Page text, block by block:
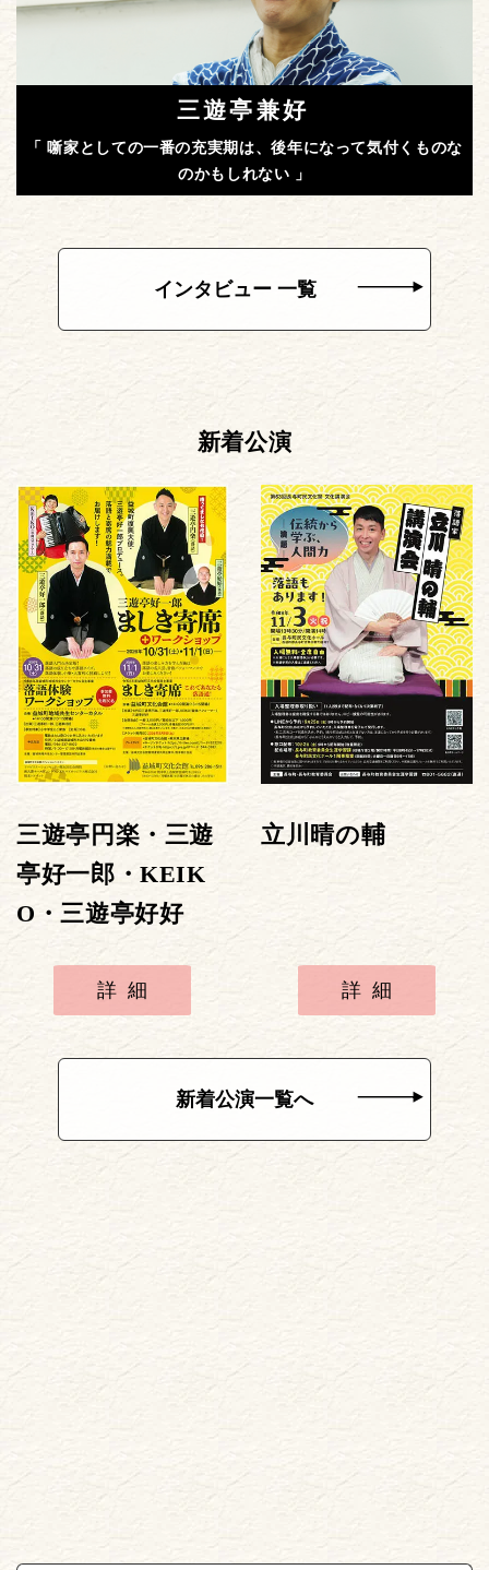
三遊亭兼好
「 噺家としての一番の充実期は、後年になって気付くものな
のかもしれない 」
インタビュー 一覧
新着公演
三遊亭円楽・三遊
亭好一郎・KEIK
O・三遊亭好好
詳細
立川晴の輔
詳細
新着公演一覧へ